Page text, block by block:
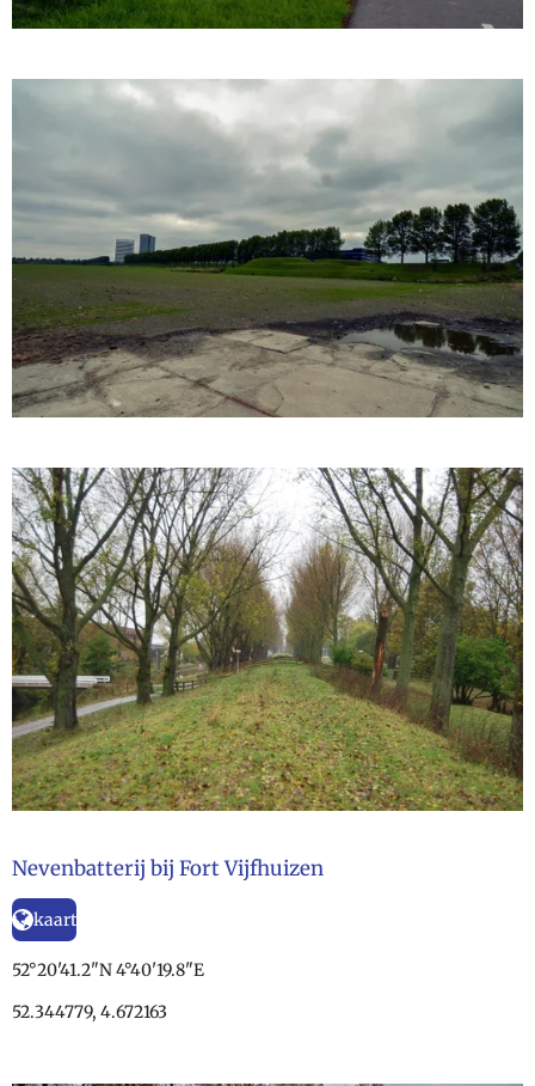
Nevenbatterij bij Fort Vijfhuizen
kaart
52°20'41.2"N 4°40'19.8"E
52.344779, 4.672163